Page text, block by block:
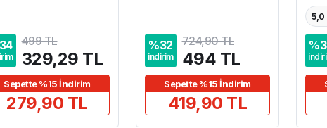
34 499 TL
329,29 TL
Sepette %15 İndirim
279,90 TL
%32
indirim
724,90 TL
494 TL
Sepette %15 İndirim
419,90 TL
5,0
%